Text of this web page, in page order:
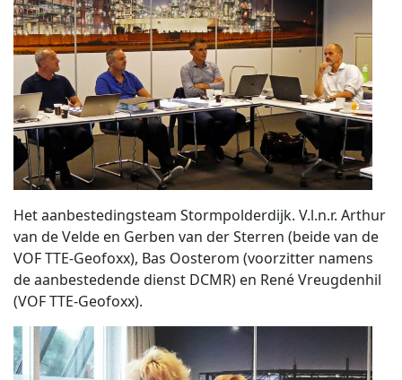
Het aanbestedingsteam Stormpolderdijk. V.l.n.r. Arthur
van de Velde en Gerben van der Sterren (beide van de
VOF TTE-Geofoxx), Bas Oosterom (voorzitter namens
de aanbestedende dienst DCMR) en René Vreugdenhil
(VOF TTE-Geofoxx).